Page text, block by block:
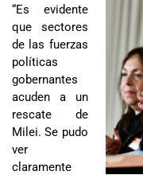
“Es evidente
que sectores
de las fuerzas
políticas
gobernantes
acuden a un
rescate de
Milei. Se pudo
ver
claramente